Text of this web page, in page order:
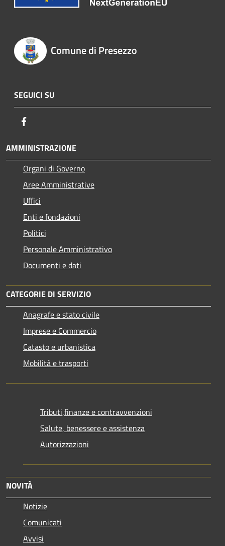
Comune di Presezzo
SEGUICI SU
AMMINISTRAZIONE
Organi di Governo
Aree Amministrative
Uffici
Enti e fondazioni
Politici
Personale Amministrativo
Documenti e dati
CATEGORIE DI SERVIZIO
Anagrafe e stato civile
Imprese e Commercio
Catasto e urbanistica
Mobilità e trasporti
Tributi,finanze e contravvenzioni
Salute, benessere e assistenza
Autorizzazioni
NOVITÀ
Notizie
Comunicati
Avvisi